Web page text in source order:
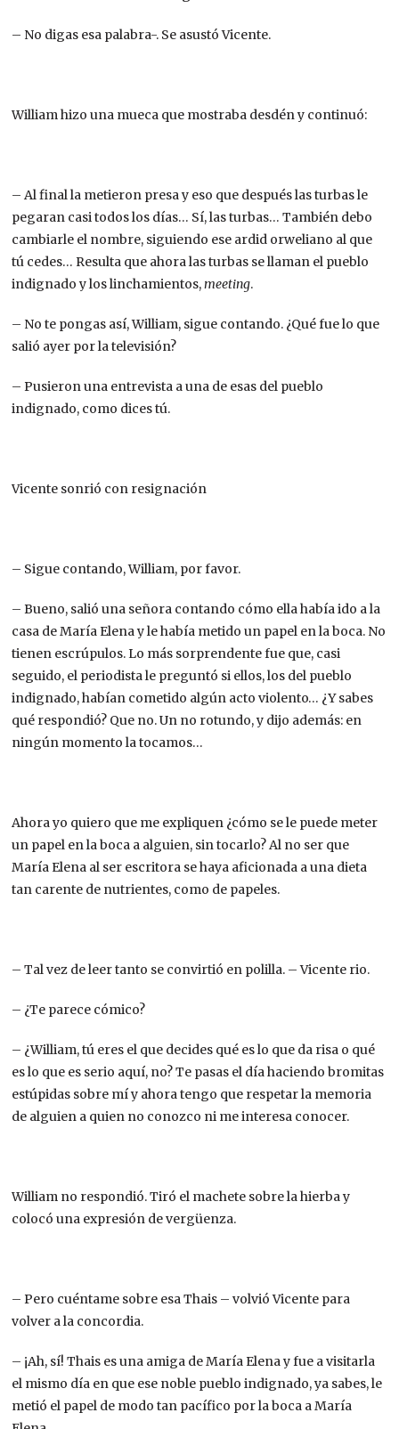
– No digas esa palabra-. Se asustó Vicente.
William hizo una mueca que mostraba desdén y continuó:
– Al final la metieron presa y eso que después las turbas le
pegaran casi todos los días… Sí, las turbas… También debo
cambiarle el nombre, siguiendo ese ardid orweliano al que
tú cedes… Resulta que ahora las turbas se llaman el pueblo
indignado y los linchamientos, meeting.
– No te pongas así, William, sigue contando. ¿Qué fue lo que
salió ayer por la televisión?
– Pusieron una entrevista a una de esas del pueblo
indignado, como dices tú.
Vicente sonrió con resignación
– Sigue contando, William, por favor.
– Bueno, salió una señora contando cómo ella había ido a la
casa de María Elena y le había metido un papel en la boca. No
tienen escrúpulos. Lo más sorprendente fue que, casi
seguido, el periodista le preguntó si ellos, los del pueblo
indignado, habían cometido algún acto violento… ¿Y sabes
qué respondió? Que no. Un no rotundo, y dijo además: en
ningún momento la tocamos…
Ahora yo quiero que me expliquen ¿cómo se le puede meter
un papel en la boca a alguien, sin tocarlo? Al no ser que
María Elena al ser escritora se haya aficionada a una dieta
tan carente de nutrientes, como de papeles.
– Tal vez de leer tanto se convirtió en polilla. – Vicente rio.
– ¿Te parece cómico?
– ¿William, tú eres el que decides qué es lo que da risa o qué
es lo que es serio aquí, no? Te pasas el día haciendo bromitas
estúpidas sobre mí y ahora tengo que respetar la memoria
de alguien a quien no conozco ni me interesa conocer.
William no respondió. Tiró el machete sobre la hierba y
colocó una expresión de vergüenza.
– Pero cuéntame sobre esa Thais – volvió Vicente para
volver a la concordia.
– ¡Ah, sí! Thais es una amiga de María Elena y fue a visitarla
el mismo día en que ese noble pueblo indignado, ya sabes, le
metió el papel de modo tan pacífico por la boca a María